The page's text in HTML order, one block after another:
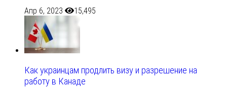
Апр 6, 2023 15,495
Как украинцам продлить визу и разрешение на
работу в Канаде